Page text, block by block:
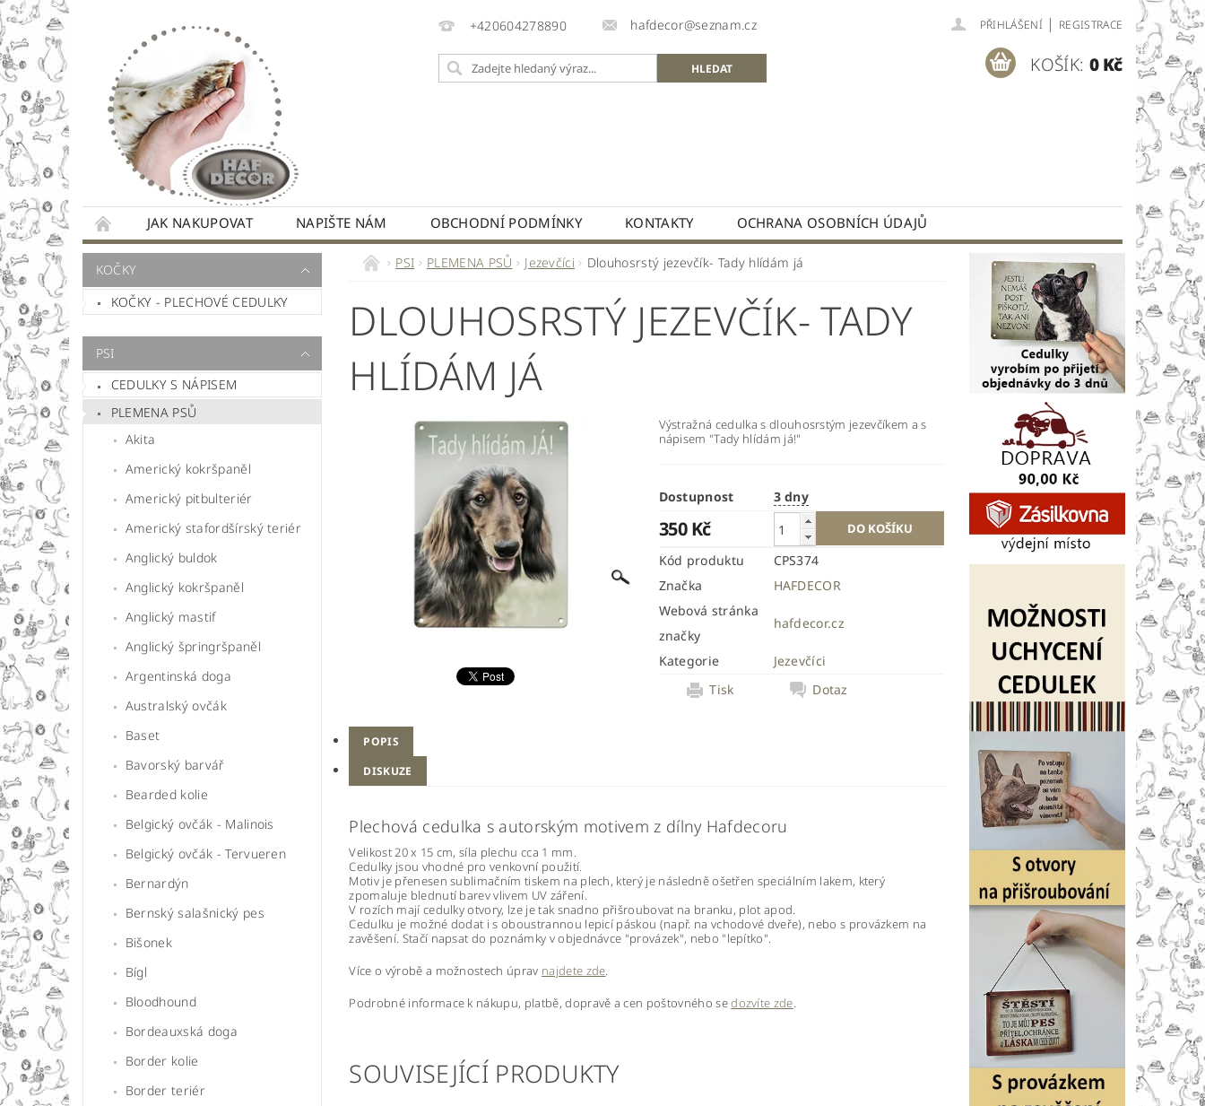
+420604278890 hafdecor@seznam.cz PŘIHLÁŠENÍ | REGISTRACE
KOŠÍK: 0 Kč
JAK NAKUPOVAT NAPIŠTE NÁM OBCHODNÍ PODMÍNKY KONTAKTY OCHRANA OSOBNÍCH ÚDAJŮ
KOČKY
KOČKY - PLECHOVÉ CEDULKY
PSI
CEDULKY S NÁPISEM
PLEMENA PSŮ
Akita
Americký kokršpaněl
Americký pitbulteriér
Americký stafordšírský teriér
Anglický buldok
Anglický kokršpaněl
Anglický mastif
Anglický špringršpaněl
Argentinská doga
Australský ovčák
Baset
Bavorský barvář
Bearded kolie
Belgický ovčák - Malinois
Belgický ovčák - Tervueren
Bernardýn
Bernský salašnický pes
Bišonek
Bígl
Bloodhound
Bordeauxská doga
Border kolie
Border teriér
PSI PLEMENA PSŮ Jezevčíci Dlouhosrstý jezevčík- Tady hlídám já
DLOUHOSRSTÝ JEZEVČÍK- TADY
HLÍDÁM JÁ
Výstražná cedulka s dlouhosrstým jezevčíkem a s
nápisem "Tady hlídám já!"
Dostupnost 3 dny
350 Kč
Kód produktu
CPS374
Značka
HAFDECOR
Webová stránka
značky
hafdecor.cz
Kategorie
Jezevčíci
Tisk
Dotaz
POPIS
DISKUZE
Plechová cedulka s autorským motivem z dílny Hafdecoru
Velikost 20 x 15 cm, síla plechu cca 1 mm.
Cedulky jsou vhodné pro venkovní použití.
Motiv je přenesen sublimačním tiskem na plech, který je následně ošetřen speciálním lakem, který
zpomaluje blednutí barev vlivem UV záření.
V rozích mají cedulky otvory, lze je tak snadno přišroubovat na branku, plot apod.
Cedulku je možné dodat i s oboustrannou lepicí páskou (např. na vchodové dveře), nebo s provázkem na
zavěšení. Stačí napsat do poznámky v objednávce "provázek", nebo "lepítko".
Více o výrobě a možnostech úprav najdete zde.
Podrobné informace k nákupu, platbě, dopravě a cen poštovného sedozvíte zde.
SOUVISEJÍCÍ PRODUKTY